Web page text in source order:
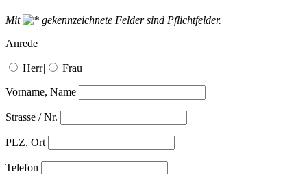
Mit
gekennzeichnete Felder sind Pflichtfelder.
Anrede
Herr| Frau
Vorname, Name
Strasse / Nr.
PLZ, Ort
Telefon